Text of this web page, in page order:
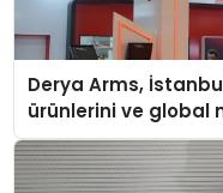
Derya Arms,
ürünlerini ve global